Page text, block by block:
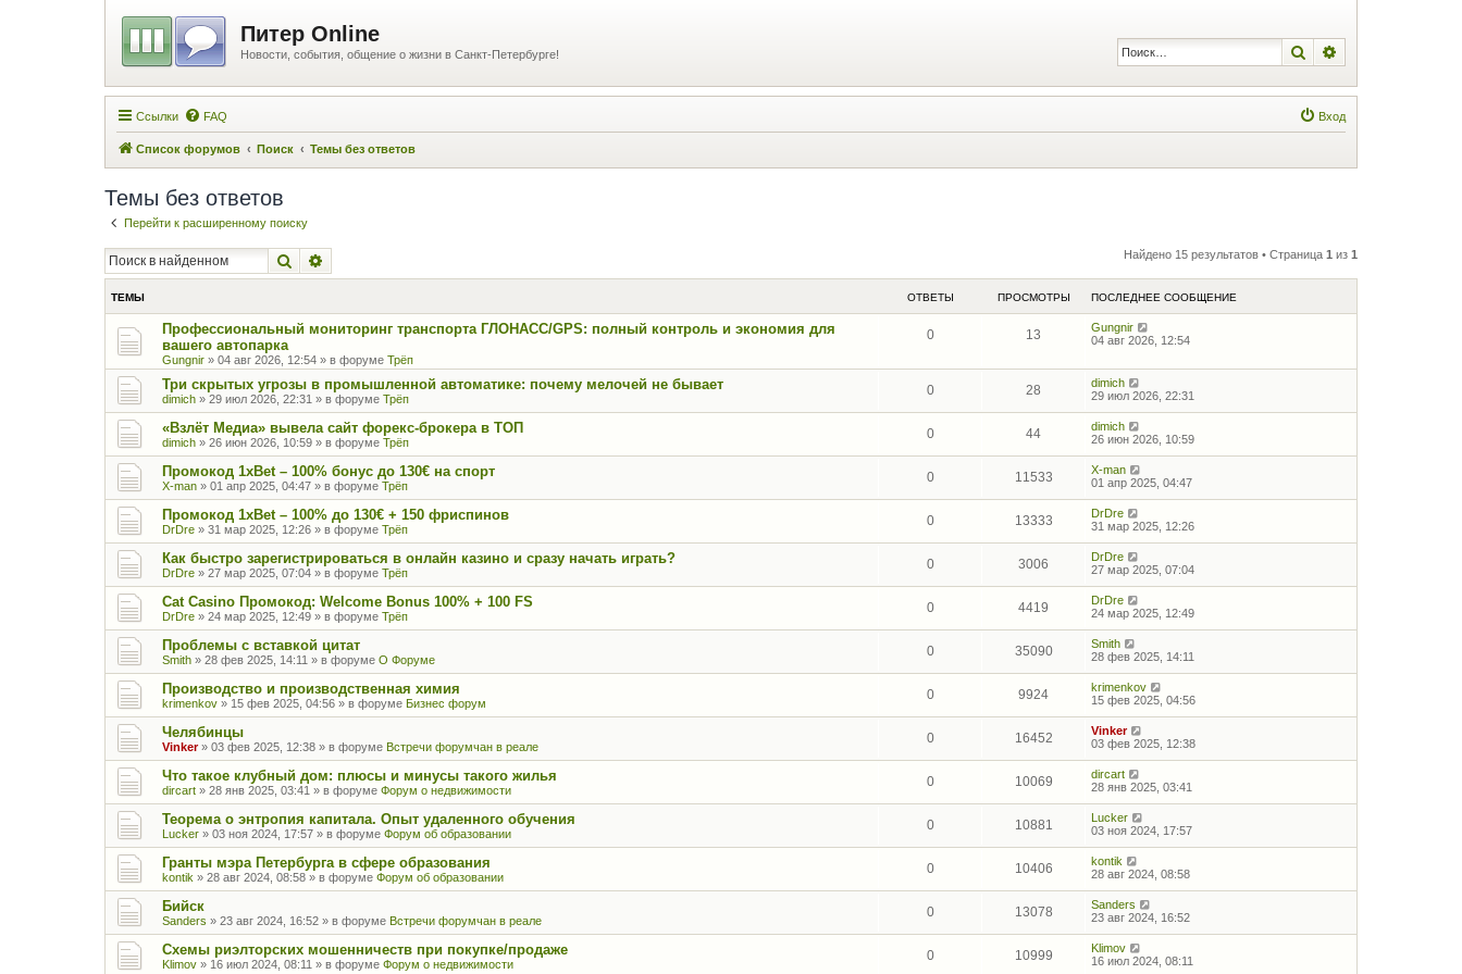
Питер Online
Новости, события, общение о жизни в Санкт-Петербурге! Поиск
Ссылки FAQ Вход
Список форумов Поиск Темы без ответов
Темы без ответов
Перейти к расширенному поиску
Поиск Найдено 15 результатов • Страница 1 из 1
ТЕМЫ ОТВЕТЫ ПРОСМОТРЫ ПОСЛЕДНЕЕ СООБЩЕНИЕ
Профессиональный мониторинг транспорта ГЛОНАСС/GPS: полный контроль и экономия для
вашего автопарка
Gungnir » 04 авг 2026, 12:54 » в форуме Трёп
0 13
Gungnir
04 авг 2026, 12:54
Три скрытых угрозы в промышленной автоматике: почему мелочей не бывает
dimich » 29 июл 2026, 22:31 » в форуме Трёп
0 28
dimich
29 июл 2026, 22:31
«Взлёт Медиа» вывела сайт форекс-брокера в ТОП
dimich » 26 июн 2026, 10:59 » в форуме Трёп
0 44
dimich
26 июн 2026, 10:59
Промокод 1xBet – 100% бонус до 130€ на спорт
X-man » 01 апр 2025, 04:47 » в форуме Трёп
0 11533
X-man
01 апр 2025, 04:47
Промокод 1xBet – 100% до 130€ + 150 фриспинов
DrDre » 31 мар 2025, 12:26 » в форуме Трёп
0 13333
DrDre
31 мар 2025, 12:26
Как быстро зарегистрироваться в онлайн казино и сразу начать играть?
DrDre » 27 мар 2025, 07:04 » в форуме Трёп
0 3006
DrDre
27 мар 2025, 07:04
Cat Casino Промокод: Welcome Bonus 100% + 100 FS
DrDre » 24 мар 2025, 12:49 » в форуме Трёп
0 4419
DrDre
24 мар 2025, 12:49
Проблемы с вставкой цитат
Smith » 28 фев 2025, 14:11 » в форуме О Форуме
0 35090
Smith
28 фев 2025, 14:11
Производство и производственная химия
krimenkov » 15 фев 2025, 04:56 » в форуме Бизнес форум
0 9924
krimenkov
15 фев 2025, 04:56
Челябинцы
Vinker» 03 фев 2025, 12:38 » в форуме Встречи форумчан в реале
0 16452
Vinker
03 фев 2025, 12:38
Что такое клубный дом: плюсы и минусы такого жилья
dircart » 28 янв 2025, 03:41 » в форуме Форум о недвижимости
0 10069
dircart
28 янв 2025, 03:41
Теорема о энтропия капитала. Опыт удаленного обучения
Lucker » 03 ноя 2024, 17:57 » в форуме Форум об образовании
0 10881
Lucker
03 ноя 2024, 17:57
Гранты мэра Петербурга в сфере образования
kontik » 28 авг 2024, 08:58 » в форуме Форум об образовании
0 10406
kontik
28 авг 2024, 08:58
Бийск
Sanders » 23 авг 2024, 16:52 » в форуме Встречи форумчан в реале
0 13078
Sanders
23 авг 2024, 16:52
Схемы риэлторских мошенничеств при покупке/продаже
Klimov » 16 июл 2024, 08:11 » в форуме Форум о недвижимости
0 10999
Klimov
16 июл 2024, 08:11